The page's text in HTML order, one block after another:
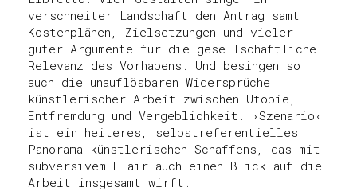
verschneiter Landschaft den Antrag samt
Kostenplänen, Zielsetzungen und vieler
guter Argumente für die gesellschaftliche
Relevanz des Vorhabens. Und besingen so
auch die unauflösbaren Widersprüche
künstlerischer Arbeit zwischen Utopie,
Entfremdung und Vergeblichkeit. ›Szenario‹
ist ein heiteres, selbstreferentielles
Panorama künstlerischen Schaffens, das mit
subversivem Flair auch einen Blick auf die
Arbeit insgesamt wirft.